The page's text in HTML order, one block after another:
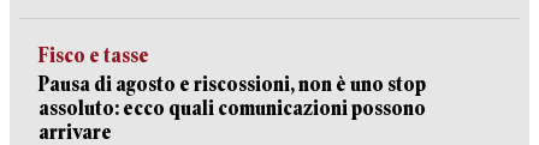
Fisco e tasse
Pausa di agosto e riscossioni, non è uno stop
assoluto: ecco quali comunicazioni possono
arrivare